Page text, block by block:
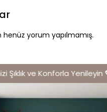
henüz yorum yapılmamış.
Şıklık ve Konforla Yenileyin 💖